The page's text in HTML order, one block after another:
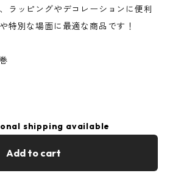
ラッピングやデコレーションに便利
特別な場面に最適な商品です！
shipping available
Add to cart